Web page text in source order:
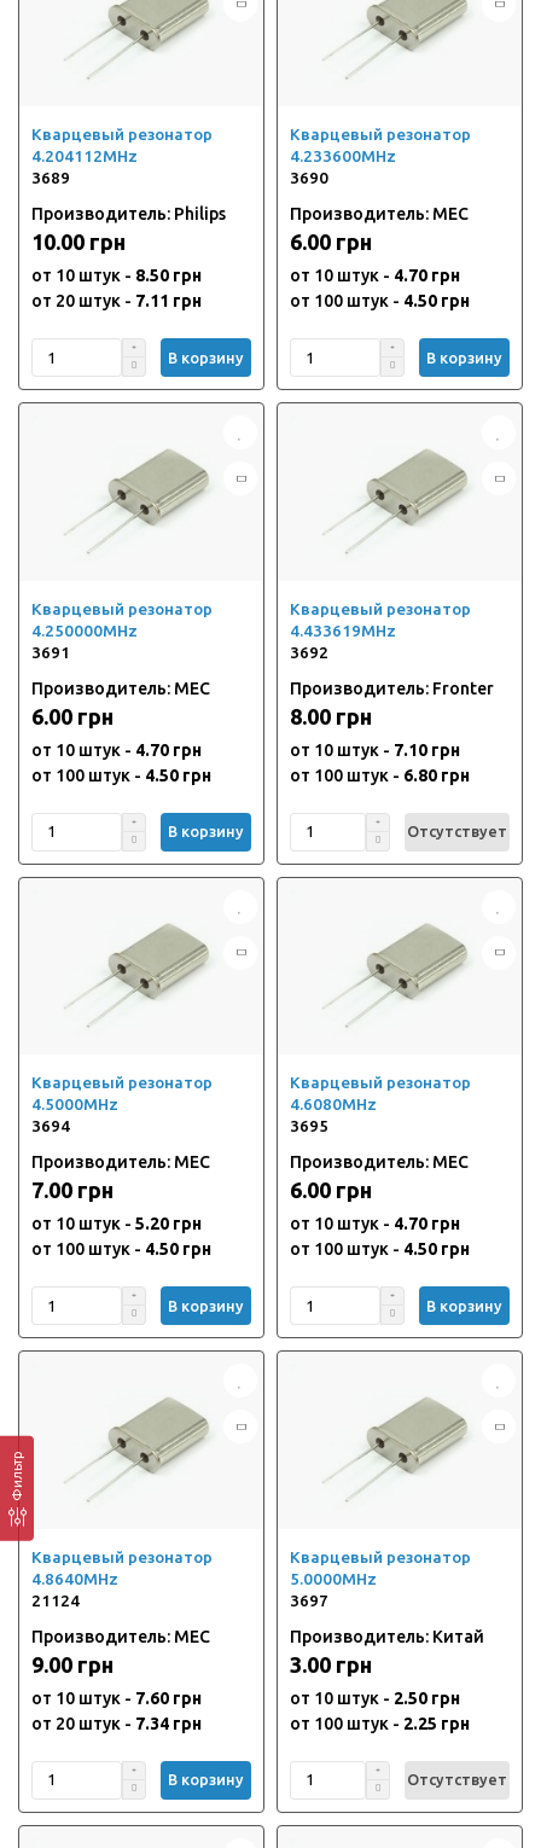
Фильтр
Кварцевый резонатор
4.204112MHz
3689
Производитель: Philips
10.00 грн
от 10 штук - 8.50 грн
от 20 штук - 7.11 грн
В корзину
Кварцевый резонатор
4.233600MHz
3690
Производитель: MEC
6.00 грн
от 10 штук - 4.70 грн
от 100 штук - 4.50 грн
В корзину
Кварцевый резонатор
4.250000MHz
3691
Производитель: MEC
6.00 грн
от 10 штук - 4.70 грн
от 100 штук - 4.50 грн
В корзину
Кварцевый резонатор
4.433619MHz
3692
Производитель: Fronter
8.00 грн
от 10 штук - 7.10 грн
от 100 штук - 6.80 грн
Отсутствует
Кварцевый резонатор
4.5000MHz
3694
Производитель: MEC
7.00 грн
от 10 штук - 5.20 грн
от 100 штук - 4.50 грн
В корзину
Кварцевый резонатор
4.6080MHz
3695
Производитель: MEC
6.00 грн
от 10 штук - 4.70 грн
от 100 штук - 4.50 грн
В корзину
Кварцевый резонатор
4.8640MHz
21124
Производитель: MEC
9.00 грн
от 10 штук - 7.60 грн
от 20 штук - 7.34 грн
В корзину
Кварцевый резонатор
5.0000MHz
3697
Производитель: Китай
3.00 грн
от 10 штук - 2.50 грн
от 100 штук - 2.25 грн
Отсутствует